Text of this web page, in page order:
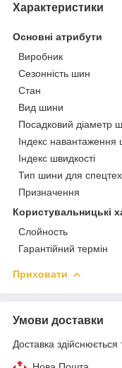
Характеристики
Основні атрибути
Виробник
Сезонність шин
Стан
Вид шини
Посадковий діаметр
Індекс навантаження
Індекс швидкості
Тип шини для
Призначення
Користувальницькі
Слойность
Гарантійний термін
Приховати
Умови доставки
Доставка здійснюється